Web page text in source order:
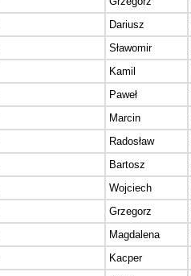
Dariusz
Sławomir
Kamil
Paweł
Marcin
Radosław
Bartosz
Wojciech
Grzegorz
Magdalena
Kacper